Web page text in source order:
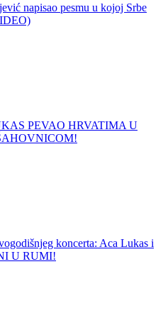
napisao pesmu u kojoj Srbe
PEVAO HRVATIMA U
koncerta: Aca Lukas i
U RUMI!